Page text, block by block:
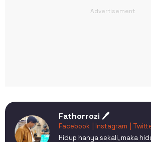
Fathorrozi 🖊️
Facebook | Instagram
|
Hidup hanya sekali, maka